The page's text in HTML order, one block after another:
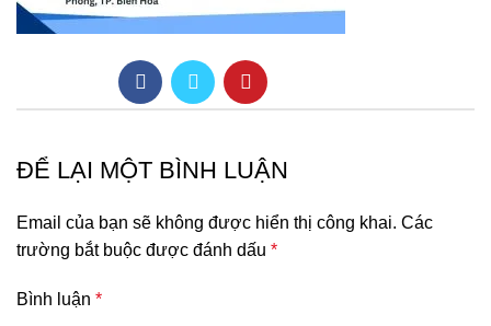
ĐỂ LẠI MỘT BÌNH LUẬN
Email của bạn sẽ không được hiển thị công khai. Các
trường bắt buộc được đánh dấu *
Bình luận *